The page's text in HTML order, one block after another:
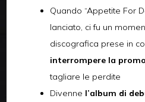
Quando “Appetite For
lanciato, ci fu un
discografica prese in
interrompere la
tagliare le perdite
Divenne l’album di